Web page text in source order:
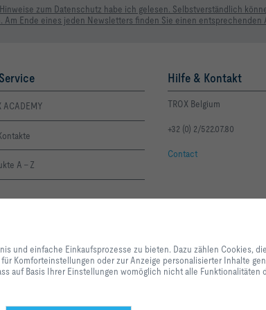
zum Datenschutz habe ich gelesen. Selbstverständlich
Ende eines jeden Newsletters finden Sie einen entsprechenden
ACADEMY
A - Z
Hilfe & Kontakt
TROX Belgium
+32 (0) 2/522.07.80
Contact
unserer Dienstleistungen und Anwendungen notwendig sind,
Statistikzwecken, für Komforteinstellungen oder zur Anzeige
können selbst entscheiden, welche Kategorien Sie zulassen
und einfache Einkaufsprozesse zu bieten. Dazu zählen Cookies,
Komforteinstellungen oder zur Anzeige personalisierter Inhalte
auf Basis Ihrer Einstellungen womöglich nicht alle